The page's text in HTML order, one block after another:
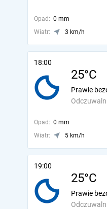
Opad: 0 mm
Wiatr:
3 km/h
18:00
25°C
Prawie
Opad: 0 mm
Wiatr:
5 km/h
19:00
25°C
Prawie